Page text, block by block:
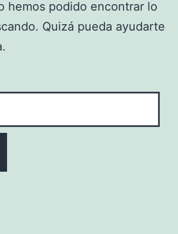
hemos podido encontrar lo
Quizá pueda ayudarte